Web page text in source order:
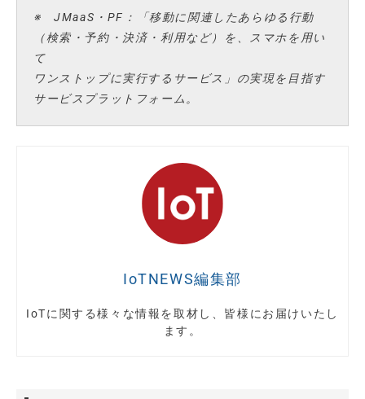
※ JMaaS・PF：「移動に関連したあらゆる行動
（検索・予約・決済・利用など）を、スマホを用い
て
ワンストップに実行するサービス」の実現を目指す
サービスプラットフォーム。
IoTNEWS編集部
IoTに関する様々な情報を取材し、皆様にお届けいたし
ます。